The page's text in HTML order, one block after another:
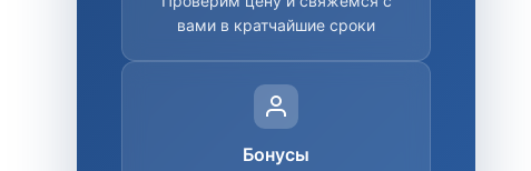
вами в кратчайшие сроки
Бонусы